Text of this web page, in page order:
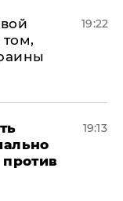
19:22
19:13